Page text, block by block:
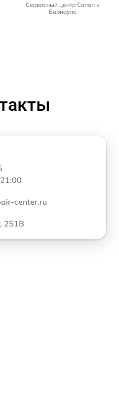
Сервисный центр Canon в
Барнауле
center.ru
251В